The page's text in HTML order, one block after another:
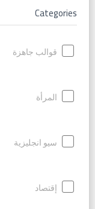
Categories
قوالب جاهزة
المرأة
سيو انجليزية
إقتصاد